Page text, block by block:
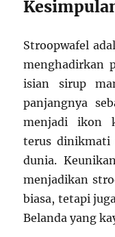
Stroopwafel
menghadirkan
isian sirup
panjangnya
menjadi ikon
terus dinikmati
dunia.
menjadikan
biasa, tetapi
Belanda yang